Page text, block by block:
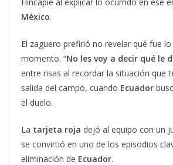
México.
El zaguero prefirió no revelar qué fue
momento. “No les voy a decir qué le
entre risas al recordar la situación que
salida del campo, cuando Ecuador
el duelo.
La tarjeta roja dejó al equipo con un
se convirtió en uno de los episodios
eliminación de Ecuador.